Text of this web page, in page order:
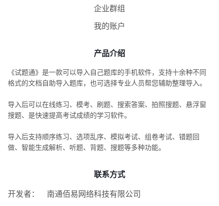
企业群组
我的账户
产品介绍
《试题通》是一款可以导入自己题库的手机软件，支持十余种不同
格式的文档自助导入题库，也可选择专业人员帮您辅助整理导入。
导入后可以在线练习、模考、刷题、搜索答案、拍照搜题、悬浮窗
搜题、是快速提高考试成绩的学习软件。
导入后支持顺序练习、选项乱序、模拟考试、组卷考试、错题回
做、智能生成解析、听题、背题、搜题等多种功能。
联系方式
开发者：
南通佰易网络科技有限公司